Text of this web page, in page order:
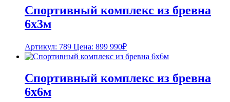
Спортивный комплекс из бревна
6х3м
Артикул: 789 Цена: 899 990₽
Спортивный комплекс из бревна
6х6м